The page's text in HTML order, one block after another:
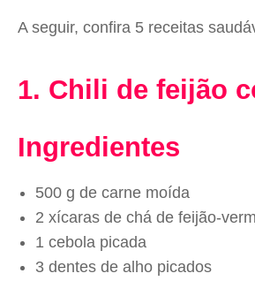
A seguir, confira 5 receitas
1. Chili de feijão
Ingredientes
500 g de carne moída
2 xícaras de chá de feijão-
1 cebola picada
3 dentes de alho picados